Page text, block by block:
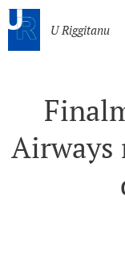
U Riggitanu
Airways